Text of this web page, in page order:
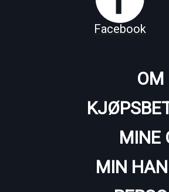
Facebook
OM
MINE
MIN